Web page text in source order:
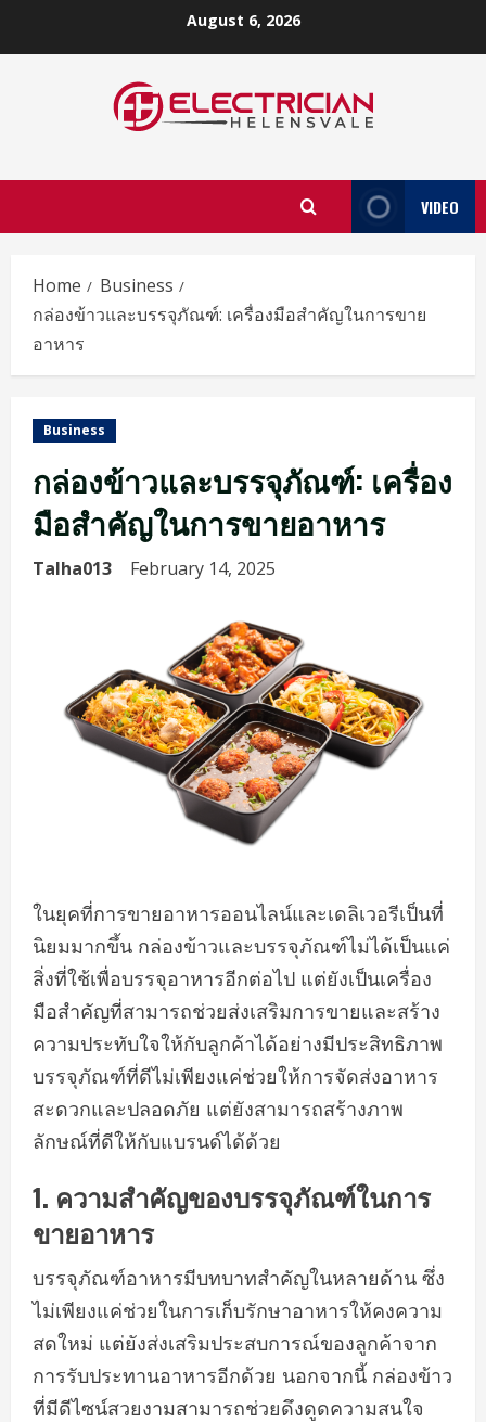
August 6, 2026
VIDEO
Home
Business
กล่องข้าวและบรรจุภัณฑ์: เครื่องมือสำคัญในการขาย
อาหาร
Business
กล่องข้าวและบรรจุภัณฑ์: เครื่อง
มือสำคัญในการขายอาหาร
Talha013 February 14, 2025
ในยุคที่การขายอาหารออนไลน์และเดลิเวอรีเป็นที่
นิยมมากขึ้น กล่องข้าวและบรรจุภัณฑ์ไม่ได้เป็นแค่
สิ่งที่ใช้เพื่อบรรจุอาหารอีกต่อไป แต่ยังเป็นเครื่อง
มือสำคัญที่สามารถช่วยส่งเสริมการขายและสร้าง
ความประทับใจให้กับลูกค้าได้อย่างมีประสิทธิภาพ
บรรจุภัณฑ์ที่ดีไม่เพียงแค่ช่วยให้การจัดส่งอาหาร
สะดวกและปลอดภัย แต่ยังสามารถสร้างภาพ
ลักษณ์ที่ดีให้กับแบรนด์ได้ด้วย
1. ความสำคัญของบรรจุภัณฑ์ในการ
ขายอาหาร
บรรจุภัณฑ์อาหารมีบทบาทสำคัญในหลายด้าน ซึ่ง
ไม่เพียงแค่ช่วยในการเก็บรักษาอาหารให้คงความ
สดใหม่ แต่ยังส่งเสริมประสบการณ์ของลูกค้าจาก
การรับประทานอาหารอีกด้วย นอกจากนี้ กล่องข้าว
ที่มีดีไซน์สวยงามสามารถช่วยดึงดูดความสนใจ